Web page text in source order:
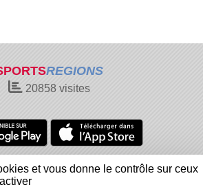
REGIONS
20858visites
Gestion des cookies
Signaler un contenu inapproprié
et vous donne le contrôle sur ceux